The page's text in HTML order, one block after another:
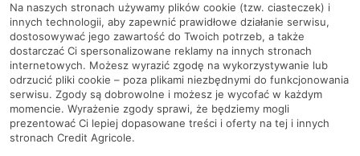
Kraków, ul. Wielicka 79 Bankomat (Euronet)
Kraków, ul. Wiślna 6 Bankomat (Euronet)
Kraków, ul. Włoska 2 Bankomat (Euronet)
Kraków, ul. Wrocławska 43A Bankomat (Euronet)
Na naszych stronach używamy plików cookie (tzw. ciasteczek) i
innych technologii, aby zapewnić prawidłowe działanie serwisu,
dostosowywać jego zawartość do Twoich potrzeb, a także
dostarczać Ci spersonalizowane reklamy na innych stronach
internetowych. Możesz wyrazić zgodę na wykorzystywanie lub
odrzucić pliki cookie – poza plikami niezbędnymi do funkcjonowania
serwisu. Zgody są dobrowolne i możesz je wycofać w każdym
momencie. Wyrażenie zgody sprawi, że będziemy mogli
prezentować Ci lepiej dopasowane treści i oferty na tej i innych
stronach Credit Agricole.